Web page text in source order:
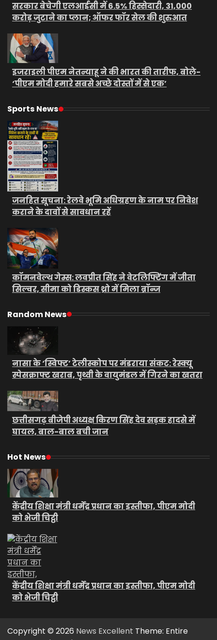
सरकार बेचेगी एलआईसी में 6.5% हिस्सेदारी, 31,000
करोड़ जुटाने का प्लान; ऑफर फॉर सेल की शुरुआत
इजराइली पीएम नेतन्याहू ने की भारत की तारीफ, बोले-
‘पीएम मोदी हमारे सबसे अच्छे दोस्तों में से एक’
Sports News
जनहित सूचना: रेलवे भूमि अधिग्रहण के नाम पर निवेश
कराने के दावों से सावधान रहें
कॉमनवेल्थ गेम्स: लवप्रीत सिंह ने वेटलिफ्टिंग में जीता
सिल्वर, सीमा को डिस्कस थ्रो में मिला ब्रॉन्ज
Random News
नासा के ‘स्विफ्ट’ टेलीस्कोप पर मंडराया संकट: रेस्क्यू
स्पेसक्राफ्ट खराब, पृथ्वी के वायुमंडल में गिरने का खतरा
छत्तीसगढ़ बीजेपी अध्यक्ष किरण सिंह देव सड़क हादसे में
घायल, बाल-बाल बची जान
Hot News
केंद्रीय शिक्षा मंत्री धर्मेंद्र प्रधान का इस्तीफा, पीएम मोदी
को भेजी चिट्ठी
केंद्रीय शिक्षा मंत्री धर्मेंद्र प्रधान का इस्तीफा, पीएम मोदी
को भेजी चिट्ठी
Copyright © 2026 News Excellent Theme: Entire